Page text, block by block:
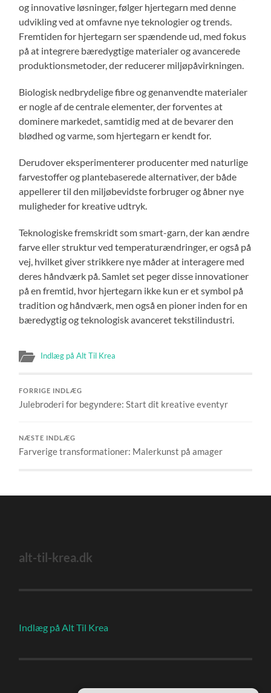
og innovative løsninger, følger hjertegarn med denne
udvikling ved at omfavne nye teknologier og trends.
Fremtiden for hjertegarn ser spændende ud, med fokus
på at integrere bæredygtige materialer og avancerede
produktionsmetoder, der reducerer miljøpåvirkningen.
Biologisk nedbrydelige fibre og genanvendte materialer
er nogle af de centrale elementer, der forventes at
dominere markedet, samtidig med at de bevarer den
blødhed og varme, som hjertegarn er kendt for.
Derudover eksperimenterer producenter med naturlige
farvestoffer og plantebaserede alternativer, der både
appellerer til den miljøbevidste forbruger og åbner nye
muligheder for kreative udtryk.
Teknologiske fremskridt som smart-garn, der kan ændre
farve eller struktur ved temperaturændringer, er også på
vej, hvilket giver strikkere nye måder at interagere med
deres håndværk på. Samlet set peger disse innovationer
på en fremtid, hvor hjertegarn ikke kun er et symbol på
tradition og håndværk, men også en pioner inden for en
bæredygtig og teknologisk avanceret tekstilindustri.
Indlæg på Alt Til Krea
FORRIGE INDLÆG
Julebroderi for begyndere: Start dit kreative eventyr
NÆSTE INDLÆG
Farverige transformationer: Malerkunst på amager
alt-til-krea.dk
Indlæg på Alt Til Krea